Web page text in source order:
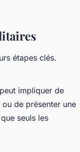
étapes clés.
impliquer de
de présenter une
seuls les